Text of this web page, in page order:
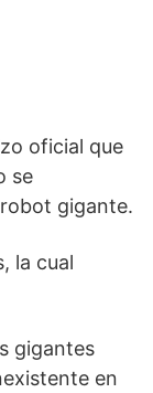
oficial que
se
gigante.
la cual
gigantes
en